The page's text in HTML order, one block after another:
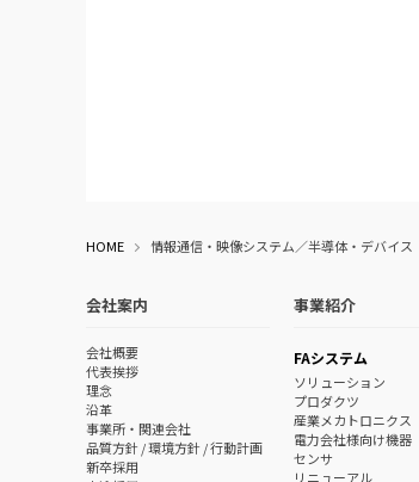
HOME 情報通信・映像システム／半導体・デバイス
会社案内
会社概要
代表挨拶
理念
沿革
事業所・関連会社
品質方針 / 環境方針 / 行動計画
新卒採用
事業紹介
FAシステム
ソリューション
プロダクツ
産業メカトロニクス
電力会社様向け機器
センサ
リニューアル